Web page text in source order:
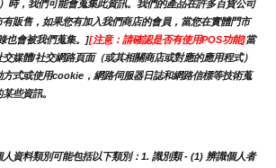
，我們可能會蒐集此資訊。我們的產品在許多百貨公司
販售，如果您有加入我們商店的會員，當您在實體門市
也會被我們蒐集。][注意：請確認是否有使用POS功能]當
媒體/社交網路頁面（或其相關商店或對應的應用程式）
方式或使用cookie，網路伺服器日誌和網路信標等技術蒐
些資訊。
資料類別可能包括以下類別：1. 識別類 - (1) 辨識個人者